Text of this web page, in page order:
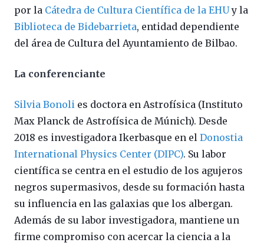
por la Cátedra de Cultura Científica de la EHUy la
Biblioteca de Bidebarrieta, entidad dependiente
del área de Cultura del Ayuntamiento de Bilbao.
La conferenciante
Silvia Bonoli es doctora en Astrofísica (Instituto
Max Planck de Astrofísica de Múnich). Desde
2018 es investigadora Ikerbasque en el Donostia
International Physics Center (DIPC). Su labor
científica se centra en el estudio de los agujeros
negros supermasivos, desde su formación hasta
su influencia en las galaxias que los albergan.
Además de su labor investigadora, mantiene un
firme compromiso con acercar la ciencia a la